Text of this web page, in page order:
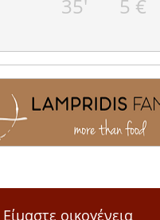
35' 5 €
Είμαστε οικογένεια